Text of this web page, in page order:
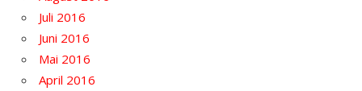
Juli 2016
Juni 2016
Mai 2016
April 2016